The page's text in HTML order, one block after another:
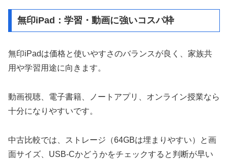
無印iPad：学習・動画に強いコスパ枠
無印iPadは価格と使いやすさのバランスが良く、家族共
用や学習用途に向きます。
動画視聴、電子書籍、ノートアプリ、オンライン授業なら
十分になりやすいです。
中古比較では、ストレージ（64GBは埋まりやすい）と画
面サイズ、USB-Cかどうかをチェックすると判断が早い